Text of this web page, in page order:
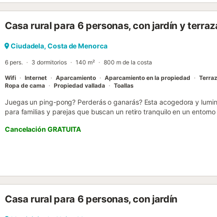
Casa rural para 6 personas, con jardín y
Ciudadela, Costa de Menorca
6 pers. 3 dormitorios 140 m² 800 m de la costa
Wifi Internet Aparcamiento Aparcamiento en la propiedad
Ropa de cama
Propiedad vallada Toallas
Juegas un ping-pong? Perderás o ganarás? Esta acogedora y
para familias y parejas que buscan un retiro tranquilo en un
para tí. Situado a 2 minutos en coche de Ciutadella de Menorca,
un amplio jardín privado de 40 m². Flomertor 2 cuenta con aire
lo que garantiza una temperatura agradable durante todo el año.
ducha, así como una cocina independiente totalmente equipada
congelador, lavadora, cafetera NESPRESSO, horno y lavavajillas.
disfrutar de todos los entretenimientos. En el exterior, podrás
Cancelación GRATUITA
Casa rural para 6 personas, con jardín